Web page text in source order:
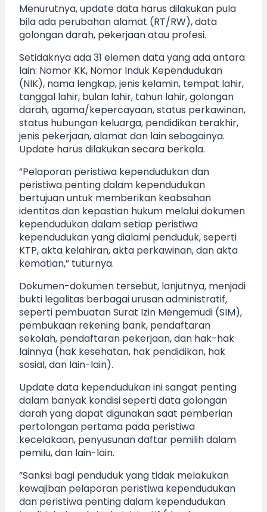
Menurutnya, update data harus dilakukan pula
bila ada perubahan alamat (RT/RW), data
golongan darah, pekerjaan atau profesi.
Setidaknya ada 31 elemen data yang ada antara
lain: Nomor KK, Nomor Induk Kependudukan
(NIK), nama lengkap, jenis kelamin, tempat lahir,
tanggal lahir, bulan lahir, tahun lahir, golongan
darah, agama/kepercayaan, status perkawinan,
status hubungan keluarga, pendidikan terakhir,
jenis pekerjaan, alamat dan lain sebagainya.
Update harus dilakukan secara berkala.
”Pelaporan peristiwa kependudukan dan
peristiwa penting dalam kependudukan
bertujuan untuk memberikan keabsahan
identitas dan kepastian hukum melalui dokumen
kependudukan dalam setiap peristiwa
kependudukan yang dialami penduduk, seperti
KTP, akta kelahiran, akta perkawinan, dan akta
kematian,” tuturnya.
Dokumen-dokumen tersebut, lanjutnya, menjadi
bukti legalitas berbagai urusan administratif,
seperti pembuatan Surat Izin Mengemudi (SIM),
pembukaan rekening bank, pendaftaran
sekolah, pendaftaran pekerjaan, dan hak-hak
lainnya (hak kesehatan, hak pendidikan, hak
sosial, dan lain-lain).
Update data kependudukan ini sangat penting
dalam banyak kondisi seperti data golongan
darah yang dapat digunakan saat pemberian
pertolongan pertama pada peristiwa
kecelakaan, penyusunan daftar pemilih dalam
pemilu, dan lain-lain.
”Sanksi bagi penduduk yang tidak melakukan
kewajiban pelaporan peristiwa kependudukan
dan peristiwa penting dalam kependudukan